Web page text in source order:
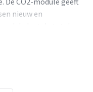
nieuw en
worden
kosten worden